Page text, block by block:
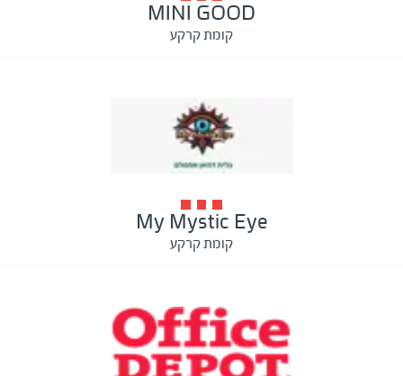
MINI GOOD
קומת קרקע
My Mystic Eye
קומת קרקע